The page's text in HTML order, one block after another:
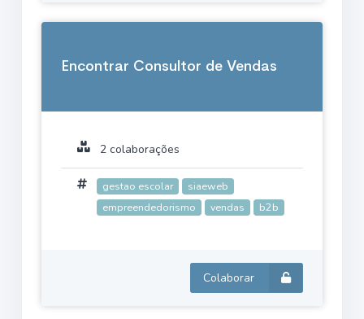
Encontrar Consultor de Vendas
2 colaborações
gestao escolar
siaeweb
empreendedorismo
vendas b2b
Colaborar